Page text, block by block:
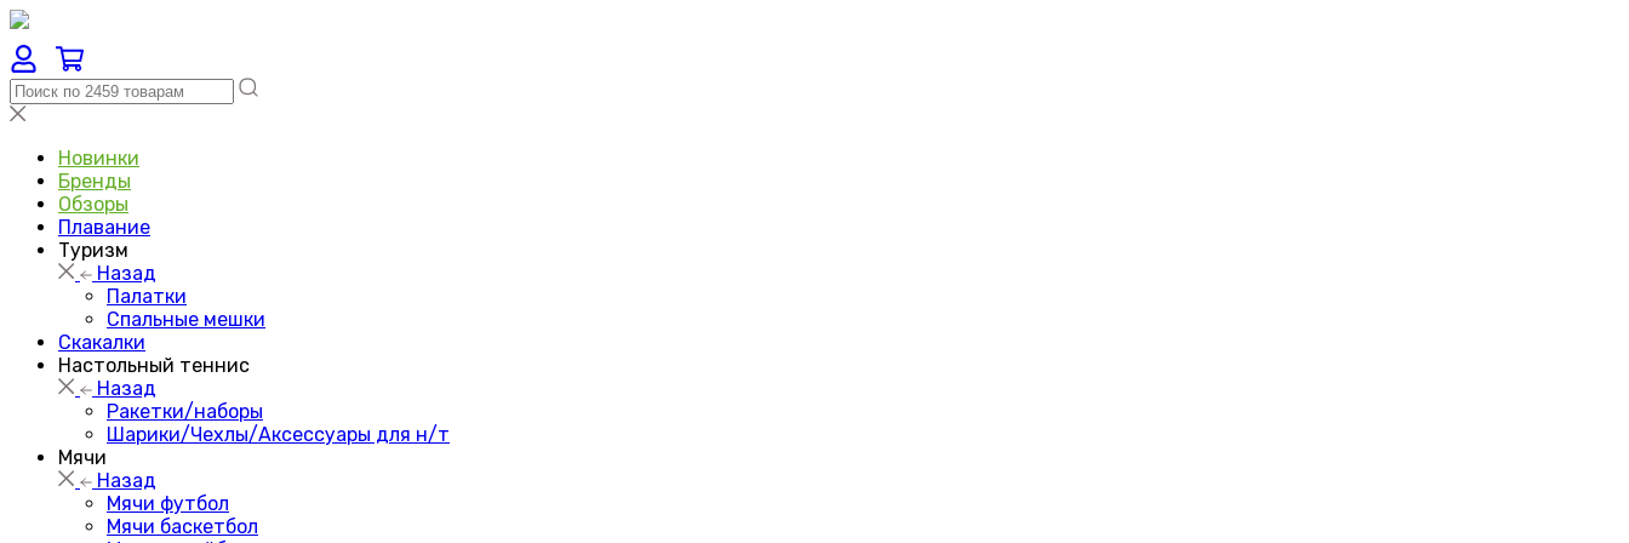
Новинки
Бренды
Обзоры
Плавание
Туризм
Назад
Палатки
Спальные мешки
Скакалки
Настольный теннис
Назад
Ракетки/наборы
Шарики/Чехлы/Аксессуары для н/т
Мячи
Назад
Мячи футбол
Мячи баскетбол